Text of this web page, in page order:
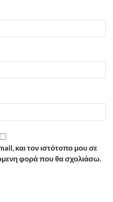
και τον ιστότοπο μου σε
φορά που θα σχολιάσω.